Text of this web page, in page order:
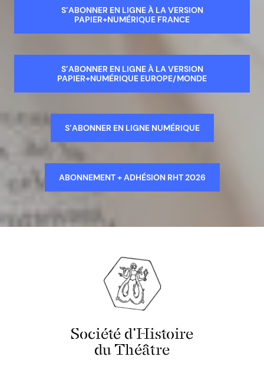
S’ABONNER EN LIGNE À LA VERSION
PAPIER+NUMÉRIQUE FRANCE
S’ABONNER EN LIGNE À LA VERSION
PAPIER+NUMÉRIQUE EUROPE/MONDE
S’ABONNER EN LIGNE NUMÉRIQUE
ABONNEMENT + ADHÉSION RHT 2026
Société d'Histoire
du Théâtre